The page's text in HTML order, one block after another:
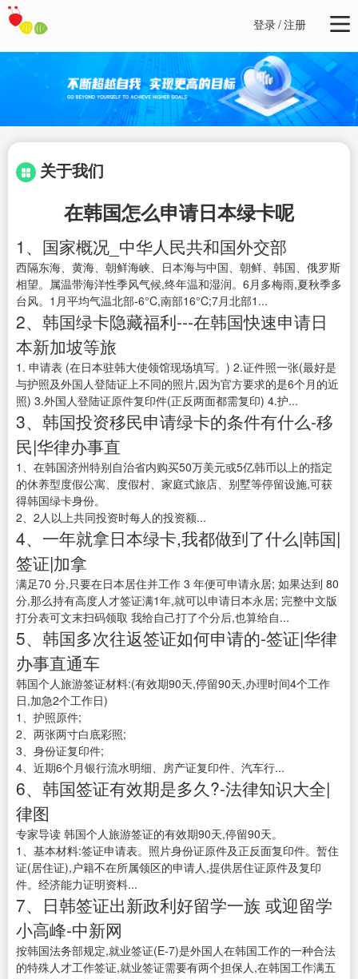
登录/注册
关于我们
在韩国怎么申请日本绿卡呢
1、国家概况_中华人民共和国外交部
西隔东海、黄海、朝鲜海峡、日本海与中国、朝鲜、韩国、俄罗斯
相望。属温带海洋性季风气候,终年温和湿润。6月多梅雨,夏秋季多
台风。1月平均气温北部-6°C,南部16°C;7月北部1...
2、韩国绿卡隐藏福利---在韩国快速申请日
本新加坡等旅
1. 申请表 (在日本驻韩大使领馆现场填写。) 2.证件照一张(最好是
与护照及外国人登陆证上不同的照片,因为官方要求的是6个月的近
照) 3.外国人登陆证原件复印件(正反两面都需复印) 4.护...
3、韩国投资移民申请绿卡的条件有什么-移
民|华律办事直
1、在韩国济州特别自治省内购买50万美元或5亿韩币以上的指定
的休养型度假公寓、度假村、家庭式旅店、别墅等停留设施,可获
得韩国绿卡身份。
2、2人以上共同投资时每人的投资额...
4、一年就拿日本绿卡,我都做到了什么|韩国|
签证|加拿
满足70 分,只要在日本居住并工作 3 年便可申请永居; 如果达到 80
分,那么持有高度人才签证满1年,就可以申请日本永居; 完整中文版
打分表可文末扫码领取 我给自己打了个分后,也算给自...
5、韩国多次往返签证如何申请的-签证|华律
办事直通车
韩国个人旅游签证材料:(有效期90天,停留90天,办理时间4个工作
日,加急2个工作日)
1、护照原件;
2、两张两寸白底彩照;
3、身份证复印件;
4、近期6个月银行流水明细、房产证复印件、汽车行...
6、韩国签证有效期是多久?-法律知识大全|
律图
专家导读 韩国个人旅游签证的有效期90天,停留90天。
1、基本材料:签证申请表。照片身份证原件及正反面复印件。暂住
证(居住证),户籍不在所属领区的申请人,提供居住证原件及复印
件。经济能力证明资料...
7、日韩签证出新政利好留学一族 或迎留学
小高峰-中新网
按韩国法务部规定,就业签证(E-7)是外国人在韩国工作的一种合法
的特殊人才工作签证,就业签证需要有两个担保人,在韩国工作满五